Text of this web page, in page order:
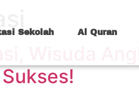
Sekolah Al Quran
Wisuda